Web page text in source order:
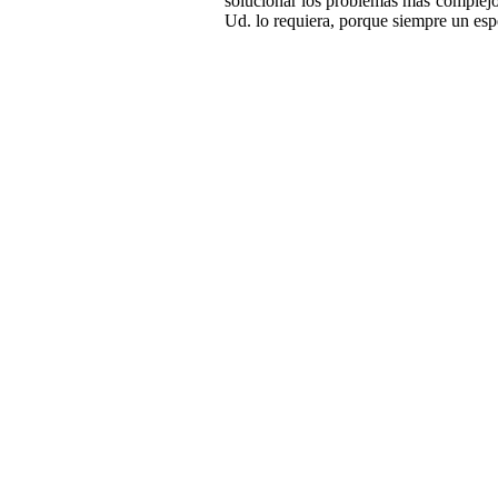
Ud. lo requiera, porque siempre un